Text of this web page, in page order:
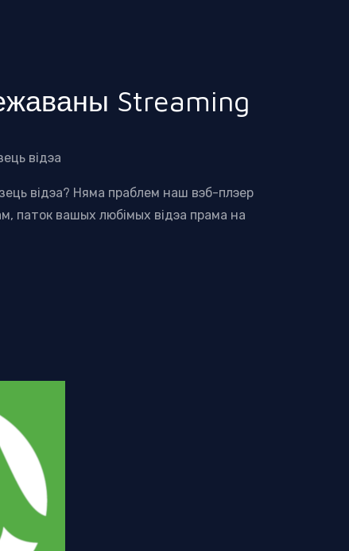
Streaming
відэа
відэа? Няма праблем наш вэб-плэер
паток вашых любімых відэа прама на